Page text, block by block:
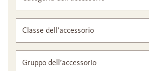
Classe dell’accessorio
Gruppo dell’accessorio